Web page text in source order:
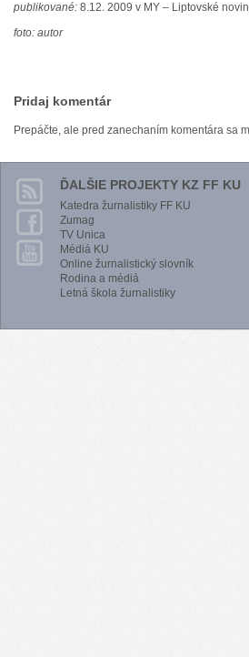
publikované: 8.12. 2009 v MY – Liptovské
foto: autor
Pridaj komentár
Prepáčte, ale pred zanechaním komentára sa
ĎALŠIE PROJEKTY KZ FF KU
Katedra žurnalistiky FF KU
Zumag
TV Unica
Médiá KU
Online žurnalistický slovník
Rodina a médiá
Letná škola žurnalistiky